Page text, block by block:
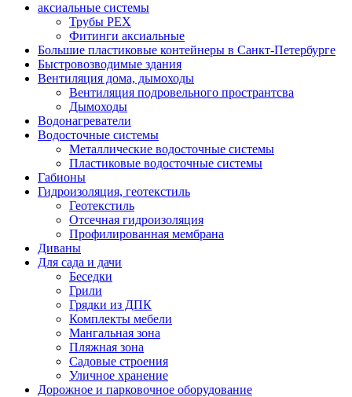
аксиальные системы
Трубы PEX
Фитинги аксиальные
Большие пластиковые контейнеры в Санкт-Петербурге
Быстровозводимые здания
Вентиляция дома, дымоходы
Вентиляция подровельного пространтсва
Дымоходы
Водонагреватели
Водосточные системы
Металлические водосточные системы
Пластиковые водосточные системы
Габионы
Гидроизоляция, геотекстиль
Геотекстиль
Отсечная гидроизоляция
Профилированная мембрана
Диваны
Для сада и дачи
Беседки
Грили
Грядки из ДПК
Комплекты мебели
Мангальная зона
Пляжная зона
Садовые строения
Уличное хранение
Дорожное и парковочное оборудование